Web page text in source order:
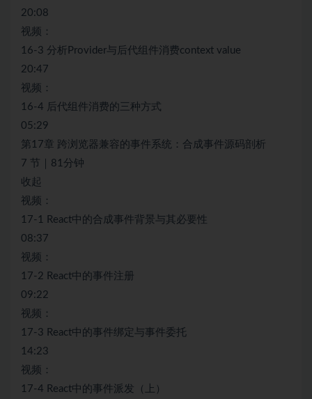
20:08
视频：
16-3 分析Provider与后代组件消费context value
20:47
视频：
16-4 后代组件消费的三种方式
05:29
第17章 跨浏览器兼容的事件系统：合成事件源码剖析
7 节｜81分钟
收起
视频：
17-1 React中的合成事件背景与其必要性
08:37
视频：
17-2 React中的事件注册
09:22
视频：
17-3 React中的事件绑定与事件委托
14:23
视频：
17-4 React中的事件派发（上）